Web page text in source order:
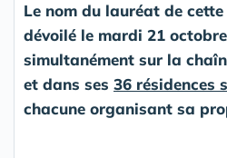
Le nom du lauréat de
dévoilé le mardi 21
simultanément sur la
et dans ses 36 résidences
chacune organisant sa